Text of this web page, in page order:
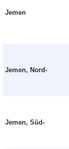
Jemen
Jemen, Nord-
Jemen, Süd-